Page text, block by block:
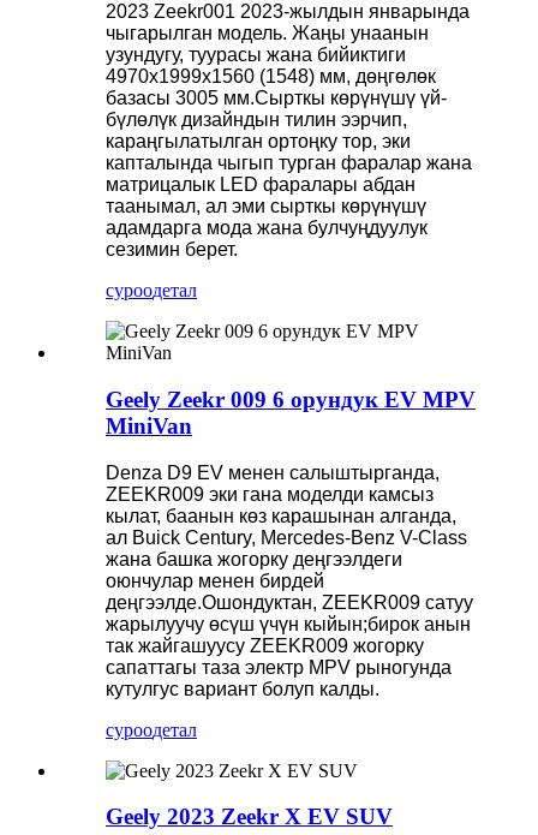
2023 Zeekr001 2023-жылдын январында
чыгарылган модель. Жаңы унаанын
узундугу, туурасы жана бийиктиги
4970x1999x1560 (1548) мм, дөңгөлөк
базасы 3005 мм.Сырткы көрүнүшү үй-
бүлөлүк дизайндын тилин ээрчип,
караңгылатылган ортоңку тор, эки
капталында чыгып турган фаралар жана
матрицалык LED фаралары абдан
таанымал, ал эми сырткы көрүнүшү
адамдарга мода жана булчуңдуулук
сезимин берет.
суроодетал
Geely Zeekr 009 6 орундук EV MPV
MiniVan
Denza D9 EV менен салыштырганда,
ZEEKR009 эки гана моделди камсыз
кылат, баанын көз карашынан алганда,
ал Buick Century, Mercedes-Benz V-Class
жана башка жогорку деңгээлдеги
оюнчулар менен бирдей
деңгээлде.Ошондуктан, ZEEKR009 сатуу
жарылуучу өсүш үчүн кыйын;бирок анын
так жайгашуусу ZEEKR009 жогорку
сапаттагы таза электр MPV рыногунда
кутулгус вариант болуп калды.
суроодетал
Geely 2023 Zeekr X EV SUV